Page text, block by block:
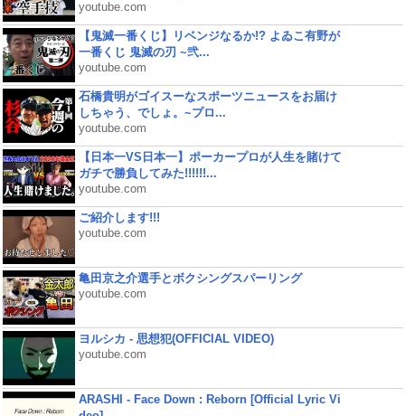
youtube.com
【鬼滅一番くじ】リベンジなるか!? よゐこ有野が
一番くじ 鬼滅の刃 ~弐...
youtube.com
石橋貴明がゴイスーなスポーツニュースをお届け
しちゃう、でしょ。~プロ...
youtube.com
【日本一VS日本一】ポーカープロが人生を賭けて
ガチで勝負してみた!!!!!!...
youtube.com
ご紹介します!!!
youtube.com
亀田京之介選手とボクシングスパーリング
youtube.com
ヨルシカ - 思想犯(OFFICIAL VIDEO)
youtube.com
ARASHI - Face Down : Reborn [Official Lyric Vi